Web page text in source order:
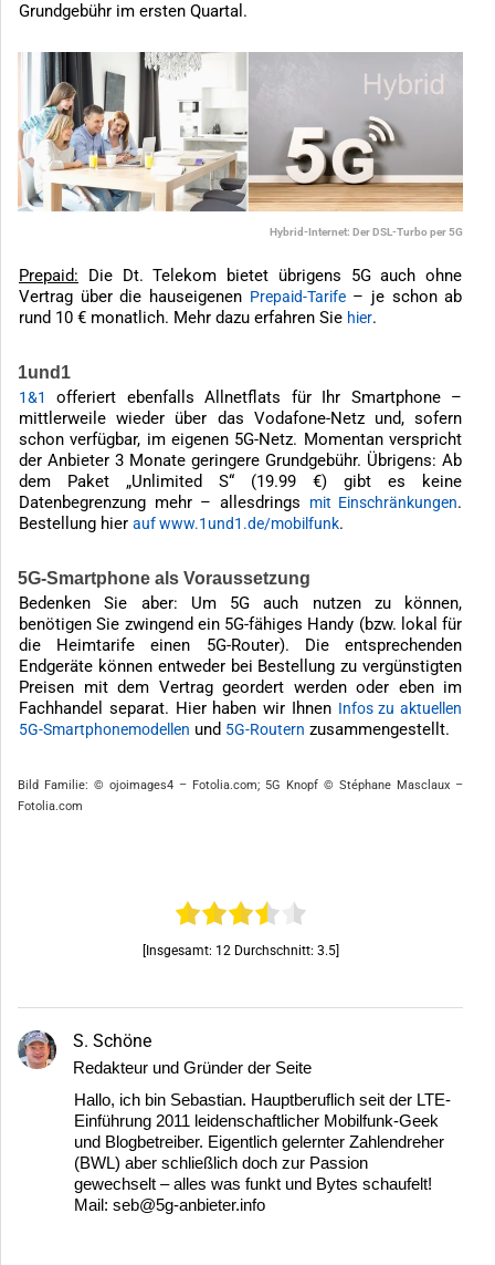
Grundgebühr im ersten Quartal.
Hybrid-Internet: Der DSL-Turbo per 5G
Prepaid: Die Dt. Telekom bietet übrigens 5G auch ohne
Vertrag über die hauseigenen Prepaid-Tarife– je schon ab
rund 10 € monatlich. Mehr dazu erfahren Sie hier.
1und1
1&1
offeriert ebenfalls Allnetflats für Ihr Smartphone –
mittlerweile wieder über das Vodafone-Netz und, sofern
schon verfügbar, im eigenen 5G-Netz. Momentan verspricht
der Anbieter 3 Monate geringere Grundgebühr. Übrigens: Ab
dem Paket „Unlimited S“ (19.99 €) gibt es keine
Datenbegrenzung mehr – allesdrings
mit Einschränkungen.
Bestellung hier auf www.1und1.de/mobilfunk.
5G-Smartphone als Voraussetzung
Bedenken Sie aber: Um 5G auch nutzen zu können,
benötigen Sie zwingend ein 5G-fähiges Handy (bzw. lokal für
die Heimtarife einen 5G-Router). Die entsprechenden
Endgeräte können entweder bei Bestellung zu vergünstigten
Preisen mit dem Vertrag geordert werden oder eben im
Fachhandel separat. Hier haben wir Ihnen Infos zu aktuellen
5G-Smartphonemodellen und 5G-Routern zusammengestellt.
Bild Familie: © ojoimages4 – Fotolia.com; 5G Knopf © Stéphane Masclaux –
Fotolia.com
[Insgesamt: 12Durchschnitt: 3.5]
S. Schöne
Redakteur und Gründer der Seite
Hallo, ich bin Sebastian. Hauptberuflich seit der LTE-
Einführung 2011 leidenschaftlicher Mobilfunk-Geek
und Blogbetreiber. Eigentlich gelernter Zahlendreher
(BWL) aber schließlich doch zur Passion
gewechselt – alles was funkt und Bytes schaufelt!
Mail: seb@5g-anbieter.info